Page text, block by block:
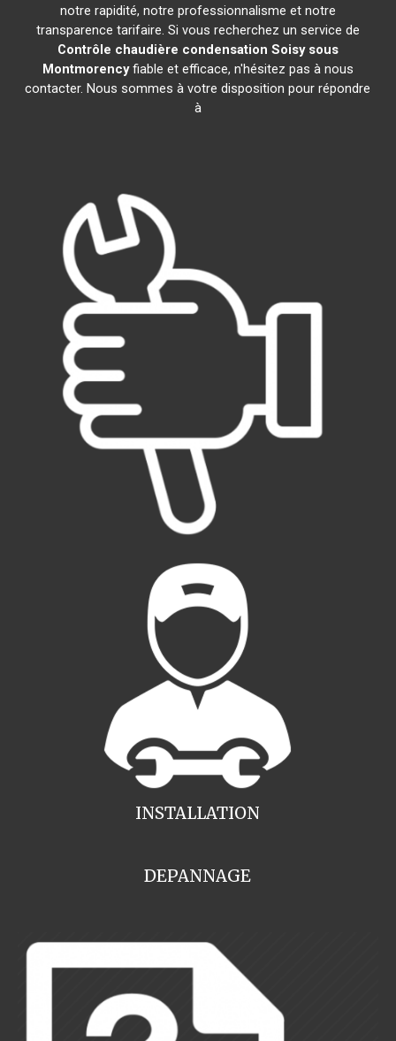
notre rapidité, notre professionnalisme et notre
transparence tarifaire. Si vous recherchez un service de
Contrôle chaudière condensation Soisy sous
Montmorencyfiable et efficace, n'hésitez pas à nous
contacter. Nous sommes à votre disposition pour répondre
à
INSTALLATION
DEPANNAGE